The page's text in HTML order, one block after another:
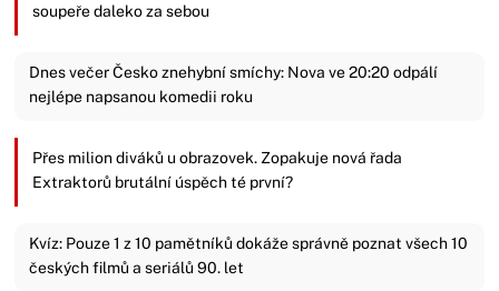
soupeře daleko za sebou
Dnes večer Česko znehybní smíchy: Nova ve 20:20 odpálí
nejlépe napsanou komedii roku
Přes milion diváků u obrazovek. Zopakuje nová řada
Extraktorů brutální úspěch té první?
Kvíz: Pouze 1 z 10 pamětníků dokáže správně poznat všech 10
českých filmů a seriálů 90. let